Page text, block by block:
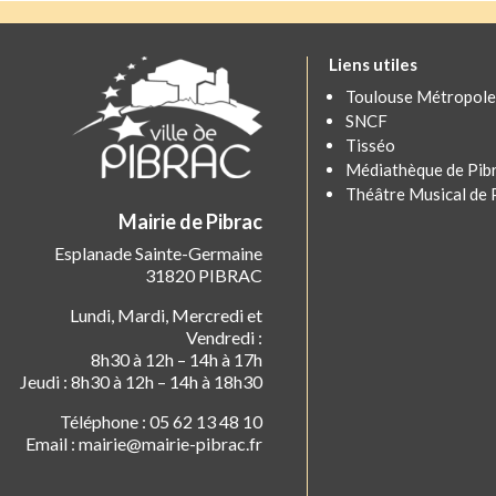
Mairie de Pibrac
Esplanade Sainte-Germaine
31820 PIBRAC
Lundi, Mardi, Mercredi et
Vendredi :
8h30 à 12h – 14h à 17h
Jeudi : 8h30 à 12h – 14h à 18h30
Téléphone : 05 62 13 48 10
Email : mairie@mairie-pibrac.fr
Liens utiles
Toulouse Métropole
SNCF
Tisséo
Médiathèque de
Théâtre Musical de